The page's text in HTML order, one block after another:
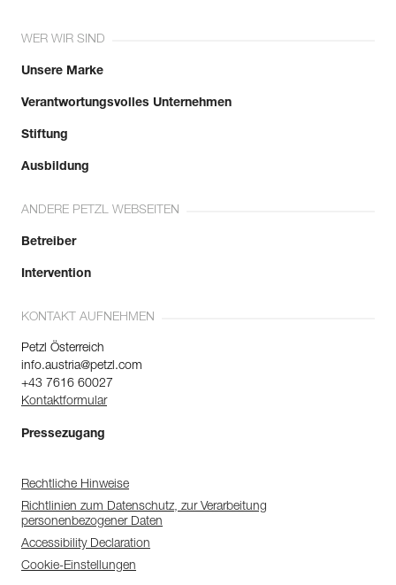
WER WIR SIND
Unsere Marke
Verantwortungsvolles Unternehmen
Stiftung
Ausbildung
ANDERE PETZL WEBSEITEN
Betreiber
Intervention
KONTAKT AUFNEHMEN
Petzl Österreich
info.austria@petzl.com
+43 7616 60027
Kontaktformular
Pressezugang
Rechtliche Hinweise
Richtlinien zum Datenschutz, zur Verarbeitung
personenbezogener Daten
Accessibility Declaration
Cookie-Einstellungen